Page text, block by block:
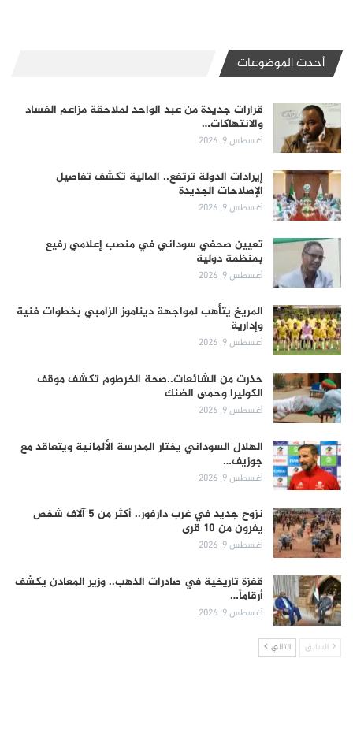
أحدث الموضوعات
قرارات جديدة من عبد الواحد لملاحقة مزاعم الفساد
والانتهاكات…
أغسطس 9, 2026
إيرادات الدولة ترتفع.. المالية تكشف تفاصيل
الإصلاحات الجديدة
أغسطس 9, 2026
تعيين صحفي سوداني في منصب إعلامي رفيع
بمنظمة دولية
أغسطس 9, 2026
المريخ يتأهب لمواجهة ديناموز الزامبي بخطوات فنية
وإدارية
أغسطس 9, 2026
حذرت من الشائعات..صحة الخرطوم تكشف موقف
الكوليرا وحمى الضنك
أغسطس 9, 2026
الهلال السوداني يختار المدرسة الألمانية ويتعاقد مع
جوزيف…
أغسطس 9, 2026
نزوح جديد في غرب دارفور.. أكثر من 5 آلاف شخص
يفرون من 10 قرى
أغسطس 9, 2026
قفزة تاريخية في صادرات الذهب.. وزير المعادن يكشف
أرقاماً…
أغسطس 9, 2026
السابق التالي